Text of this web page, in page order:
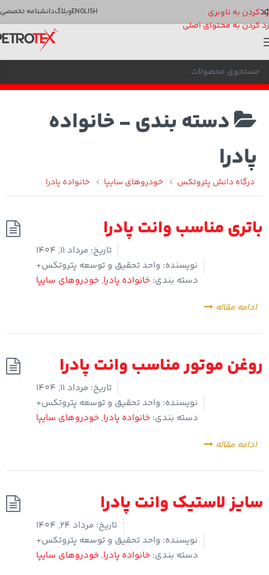
رد کردن به ناوبری
رد کردن به محتوای اصلی
ENGLISHوبلاگدانشنامه تخصصی
دسته بندی -خانواده
پادرا
درگاه دانش پتروتکس خودروهای سایپا خانواده پادرا
باتری مناسب وانت پادرا
تاریخ: مرداد 11, 1404
نویسنده: واحد تحقیق و توسعه پتروتکس+
دسته بندی: خانواده پادرا, خودروهای سایپا
ادامه مقاله
روغن موتور مناسب وانت پادرا
تاریخ: مرداد 11, 1404
نویسنده: واحد تحقیق و توسعه پتروتکس+
دسته بندی: خانواده پادرا, خودروهای سایپا
ادامه مقاله
سایز لاستیک وانت پادرا
تاریخ: مرداد 24, 1404
نویسنده: واحد تحقیق و توسعه پتروتکس+
دسته بندی: خانواده پادرا, خودروهای سایپا